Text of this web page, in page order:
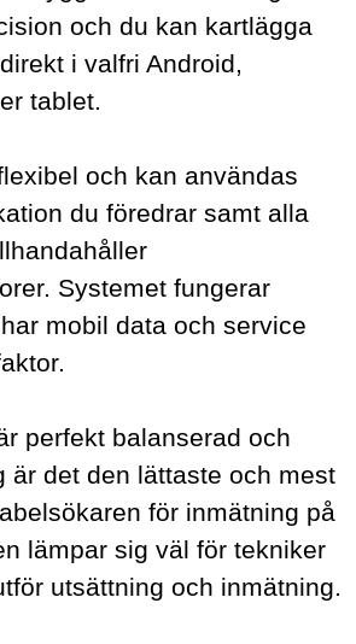
och du kan kartlägga
i valfri Android,
tablet.
och kan användas
du föredrar samt alla
Systemet fungerar
mobil data och service
perfekt balanserad och
är det den lättaste och mest
för inmätning på
lämpar sig väl för tekniker
utsättning och inmätning.